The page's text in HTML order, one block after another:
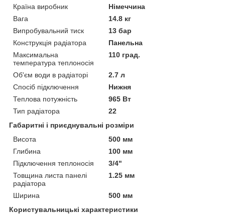
Країна виробник
Німеччина
Вага
14.8 кг
Випробувальний тиск
13 бар
Конструкція радіатора
Панельна
Максимальна
температура теплоносія
110 град.
Об'єм води в радіаторі
2.7 л
Спосіб підключення
Нижня
Теплова потужність
965 Вт
Тип радіатора
22
Габаритні і приєднувальні розміри
Висота
500 мм
Глибина
100 мм
Підключення теплоносія
3/4"
Товщина листа панелі
радіатора
1.25 мм
Ширина
500 мм
Користувальницькі характеристики